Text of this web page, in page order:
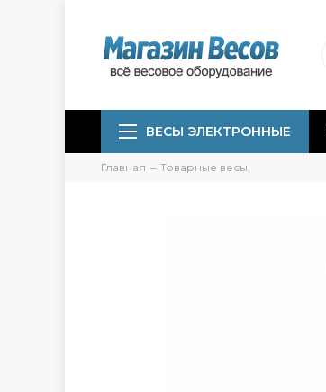
ВЕСЫ ЭЛЕКТРОННЫЕ
Главная Товарные весы